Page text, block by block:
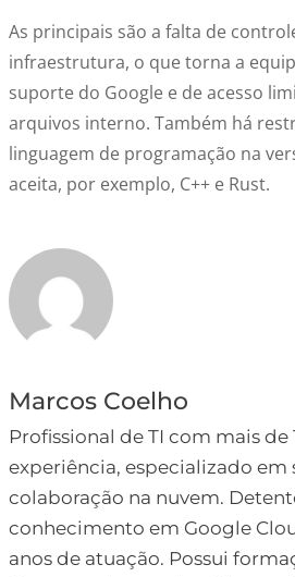
As principais são a falta de
infraestrutura, o que torna a
suporte do Google e de acesso
arquivos interno. Também há
linguagem de programação na
aceita, por exemplo, C++ e Rust.
Marcos Coelho
Profissional de TI com mais de
experiência, especializado em
colaboração na nuvem.
conhecimento em Google
anos de atuação. Possui